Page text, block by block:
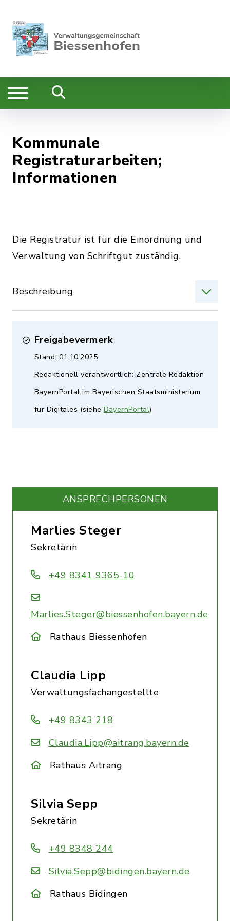
Kommunale
Registraturarbeiten;
Informationen
Die Registratur ist für die Einordnung und
Verwaltung von Schriftgut zuständig.
Beschreibung
Freigabevermerk
Stand: 01.10.2025
Redaktionell verantwortlich: Zentrale Redaktion
BayernPortal im Bayerischen Staatsministerium
für Digitales (siehe BayernPortal)
ANSPRECHPERSONEN
Marlies Steger
Sekretärin
+49 8341 9365-10
Marlies.Steger@biessenhofen.bayern.de
Rathaus Biessenhofen
Claudia Lipp
Verwaltungsfachangestellte
+49 8343 218
Claudia.Lipp@aitrang.bayern.de
Rathaus Aitrang
Silvia Sepp
Sekretärin
+49 8348 244
Silvia.Sepp@bidingen.bayern.de
Rathaus Bidingen